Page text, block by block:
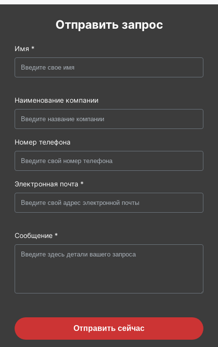
Отправить запрос
Имя *
Наименование компании
Номер телефона
Электронная почта *
Сообщение *
Отправить сейчас